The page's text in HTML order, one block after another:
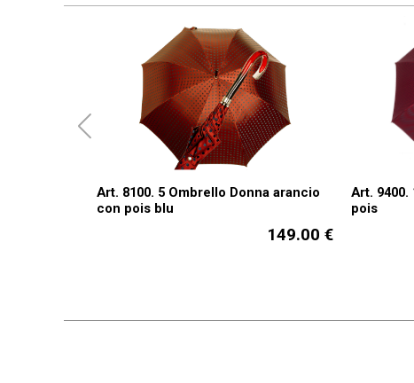
Art. 8100. 5 Ombrello Donna arancio
con pois blu
149.00 €
Art.
pois